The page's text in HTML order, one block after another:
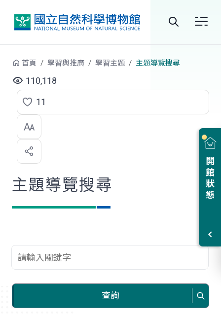
站
尋
開館狀態
首頁 學習與推廣 學習主題 主題導覽搜尋
110,118
點
選
喜
歡
11
主題導覽搜尋
查詢關鍵字
查詢